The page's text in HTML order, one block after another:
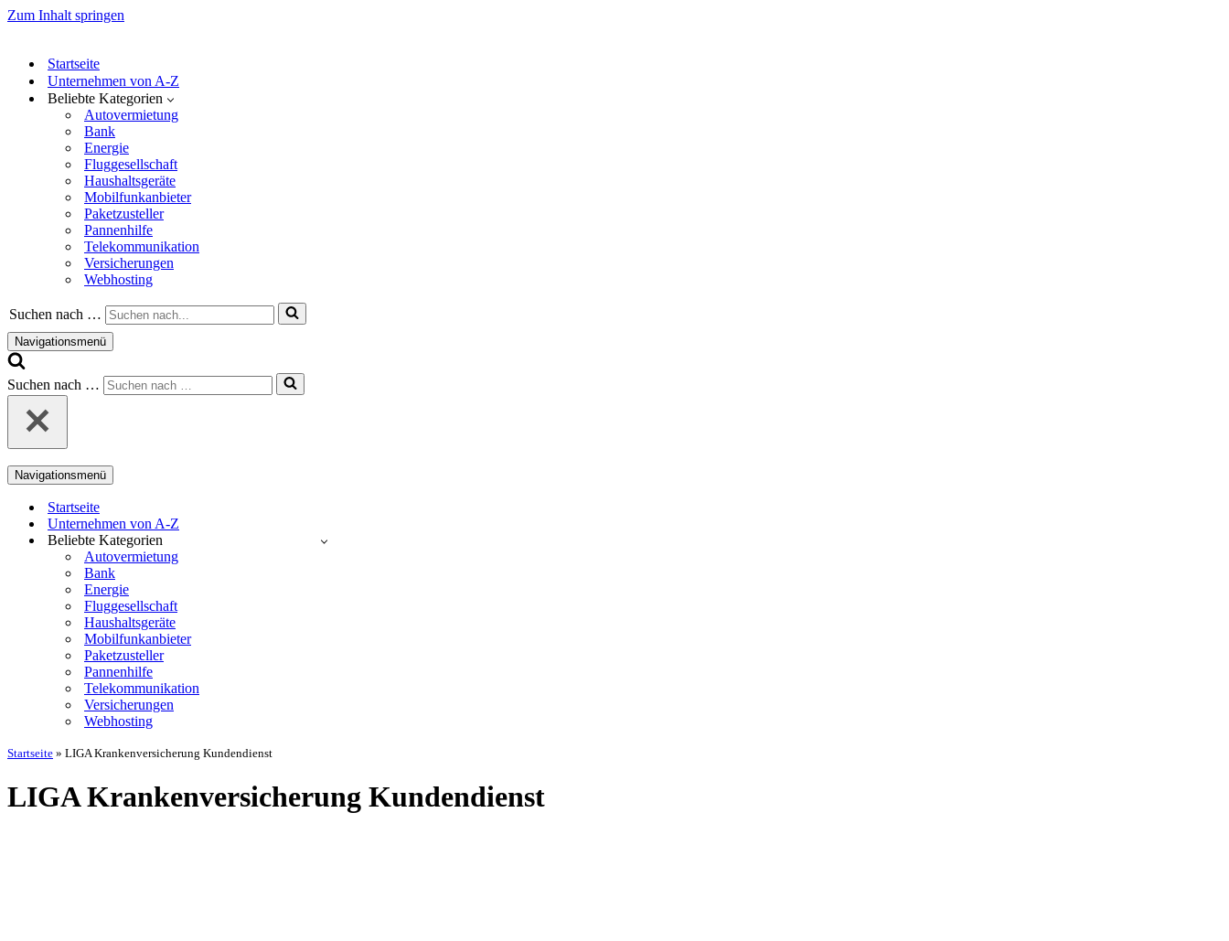
Zum Inhalt springen
Startseite
Unternehmen von A-Z
Beliebte Kategorien
Autovermietung
Bank
Energie
Fluggesellschaft
Haushaltsgeräte
Mobilfunkanbieter
Paketzusteller
Pannenhilfe
Telekommunikation
Versicherungen
Webhosting
Suchen nach …
Navigationsmenü
Suchen nach …
Navigationsmenü
Startseite
Unternehmen von A-Z
Beliebte Kategorien
Autovermietung
Bank
Energie
Fluggesellschaft
Haushaltsgeräte
Mobilfunkanbieter
Paketzusteller
Pannenhilfe
Telekommunikation
Versicherungen
Webhosting
Startseite » LIGA Krankenversicherung Kundendienst
LIGA Krankenversicherung Kundendienst